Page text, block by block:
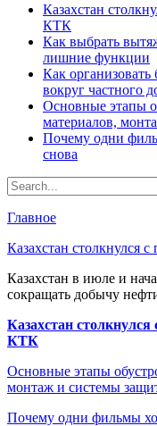
Казахстан
КТК
Как выбрать
лишние функции
Как организовать
вокруг частного
Основные этапы
материалов,
Почему одни
снова
Главное
Казахстан столкнулся
Казахстан в июле и
сокращать добычу
Казахстан столкнулся
КТК
Основные этапы
монтаж и системы
Почему одни фильмы